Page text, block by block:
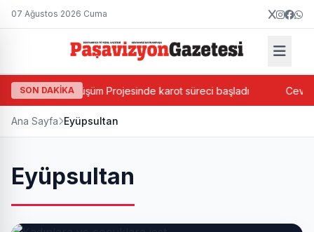
07 Ağustos 2026 Cuma
SON DAKİKA
Dönüşüm Projesinde karot süreci başladı
Ana Sayfa Eyüpsultan
Eyüpsultan